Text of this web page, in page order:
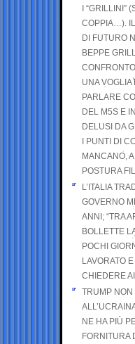
I “GRILLINI”
COPPIA…).
DI FUTURO
BEPPE
UNA VOGLIA
PARLARE
DEL M5S E
DELUSI DA
I PUNTI DI
MANCANO,
POSTURA
L’ITALIA
GOVERNO
ANNI; “TRA
BOLLETTE
POCHI
LAVORATO
CHIEDERE
TRUMP NON
NE HA PIÙ
FORNITURA